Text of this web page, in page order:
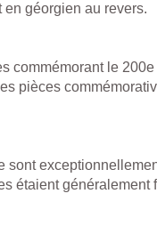
géorgien au revers.
commémorant le
pièces
étaient